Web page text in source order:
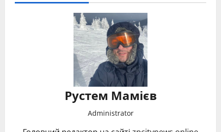
Рустем Мамієв
Administrator